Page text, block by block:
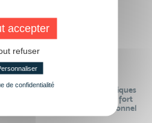
Des intervenants
ou
Des contenus pédagogiques
« de pointe » et en lien fort
avec le monde professionnel
accepter
refuser
de confidentialité